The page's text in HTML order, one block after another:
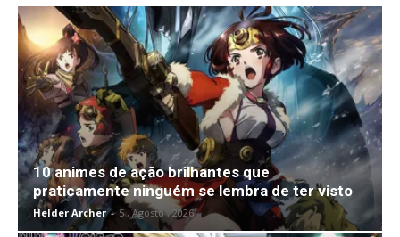
10 animes de ação brilhantes que
praticamente ninguém se lembra de ter visto
Helder Archer - 5 , Agosto , 2026